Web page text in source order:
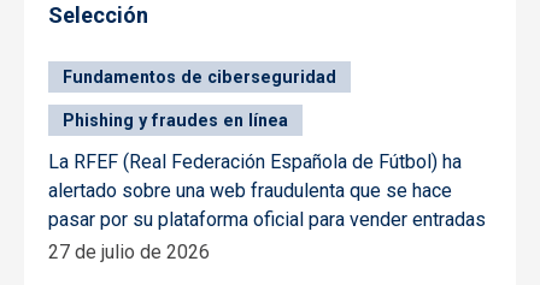
Selección
Fundamentos de ciberseguridad
Phishing y fraudes en línea
La RFEF (Real Federación Española de Fútbol) ha
alertado sobre una web fraudulenta que se hace
pasar por su plataforma oficial para vender entradas
27 de julio de 2026